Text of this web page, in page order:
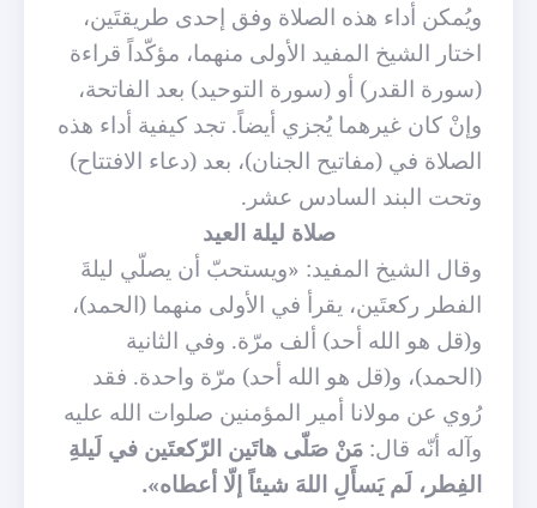
ويُمكن أداء هذه الصلاة وفق إحدى طريقتَين،
اختار الشيخ المفيد الأولى منهما، مؤكّداً قراءة
(سورة القدر) أو (سورة التوحيد) بعد الفاتحة،
وإنْ كان غيرهما يُجزي أيضاً. تجد كيفية أداء هذه
الصلاة في (مفاتيح الجنان)، بعد (دعاء الافتتاح)
وتحت البند السادس عشر.
صلاة ليلة العيد
وقال الشيخ المفيد: «ويستحبّ أن يصلّي ليلةَ
الفطر ركعتَين، يقرأ في الأولى منهما (الحمد)،
و(قل هو الله أحد) ألف مرّة. وفي الثانية
(الحمد)، و(قل هو الله أحد) مرّة واحدة. فقد
رُوي عن مولانا أمير المؤمنين صلوات الله عليه
وآله أنّه قال:مَنْ صَلّى هاتَين الرّكعتَين في لَيلةِ
الفِطر، لَم يَسأَلِ اللهَ شيئاً إلّا أعطاه».